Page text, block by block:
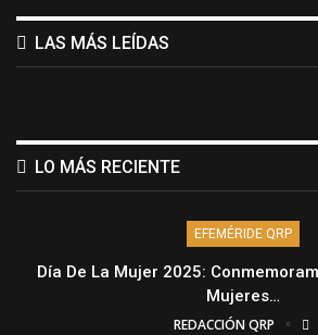
LAS MÁS LEÍDAS
LO MÁS RECIENTE
EFEMÉRIDE QRP
Día De La Mujer 2025:
Mujeres…
REDACCIÓN QRP